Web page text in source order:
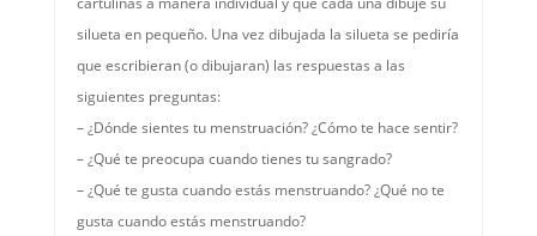
silueta en pequeño. Una vez dibujada la silueta se pediría
que escribieran (o dibujaran) las respuestas a las
siguientes preguntas:
– ¿Dónde sientes tu menstruación? ¿Cómo te hace sentir?
– ¿Qué te preocupa cuando tienes tu sangrado?
– ¿Qué te gusta cuando estás menstruando? ¿Qué no te
gusta cuando estás menstruando?